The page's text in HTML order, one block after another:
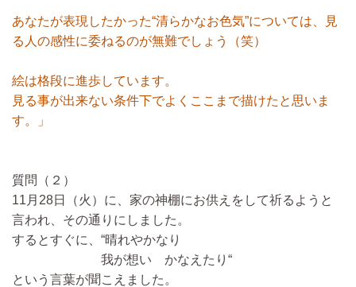
あなたが表現したかった“清らかなお色気”については、見
る人の感性に委ねるのが無難でしょう（笑）
絵は格段に進歩しています。
見る事が出来ない条件下でよくここまで描けたと思いま
す。」
質問（２）
11月28日（火）に、家の神棚にお供えをして祈るようと
言われ、その通りにしました。
するとすぐに、“晴れやかなり
我が想い かなえたり“
という言葉が聞こえました。